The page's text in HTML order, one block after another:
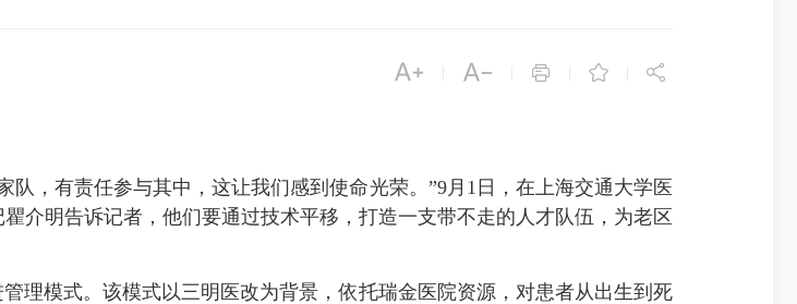
    
，有责任参与其中，这让我们感到使命光荣。”9月1日，在上海交通大学医
介明告诉记者，他们要通过技术平移，打造一支带不走的人才队伍，为老区
模式。该模式以三明医改为背景，依托瑞金医院资源，对患者从出生到死